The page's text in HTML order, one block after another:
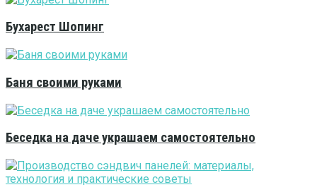
Бухарест Шопинг
Баня своими руками
Беседка на даче украшаем самостоятельно